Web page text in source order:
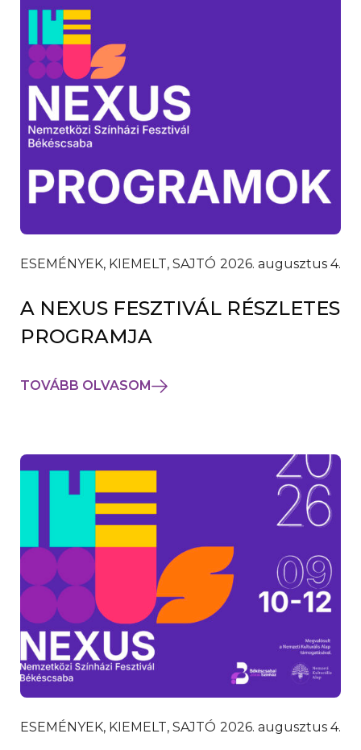
ESEMÉNYEK, KIEMELT, SAJTÓ 2026. augusztus 4.
A NEXUS FESZTIVÁL RÉSZLETES
PROGRAMJA
TOVÁBB OLVASOM
ESEMÉNYEK, KIEMELT, SAJTÓ 2026. augusztus 4.